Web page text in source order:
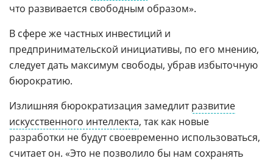
что развивается свободным образом».
В сфере же частных инвестиций и
предпринимательской инициативы, по его мнению,
следует дать максимум свободы, убрав избыточную
бюрократию.
Излишняя бюрократизация замедлитразвитие
искусственного интеллекта, так как новые
разработки не будут своевременно использоваться,
считает он. «Это не позволило бы нам сохранять